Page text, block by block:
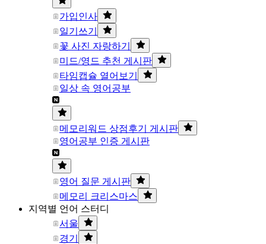
가입인사
일기쓰기
꽃 사진 자랑하기
미드/영드 추천 게시판
타임캡슐 열어보기
일상 속 영어공부
메모리워드 상점후기 게시판
영어공부 인증 게시판
영어 질문 게시판
메모리 크리스마스
지역별 언어 스터디
서울
경기